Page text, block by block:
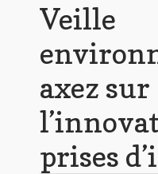
Veille
axez sur
prises